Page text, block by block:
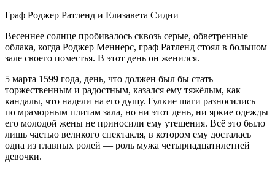
Граф Роджер Ратленд и Елизавета Сидни
Весеннее солнце пробивалось сквозь серые, обветренные
облака, когда Роджер Меннерс, граф Ратленд стоял в большом
зале своего поместья. В этот день он женился.
5 марта 1599 года, день, что должен был бы стать
торжественным и радостным, казался ему тяжёлым, как
кандалы, что надели на его душу. Гулкие шаги разносились
по мраморным плитам зала, но ни этот день, ни яркие одежды
его молодой жены не приносили ему утешения. Всё это было
лишь частью великого спектакля, в котором ему досталась
одна из главных ролей — роль мужа четырнадцатилетней
девочки.